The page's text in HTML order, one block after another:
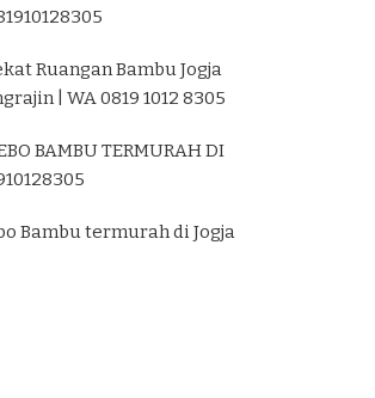
Ruangan Bambu Jogja
| WA 0819 1012 8305
BAMBU TERMURAH DI
Bambu termurah di Jogja